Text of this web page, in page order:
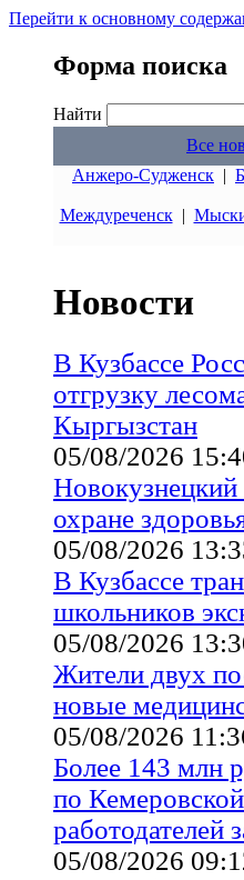
Перейти к основному
Форма поиска
Найти
Все
Анжеро-Судженск |
Междуреченск|
Новости
В Кузбассе
отгрузку
Кыргызстан
05/08/2026
охране
05/08/2026
В Кузбассе
школьников
05/08/2026
Жители двух
новые
05/08/2026
Более 143 млн
по
работодателей
05/08/2026